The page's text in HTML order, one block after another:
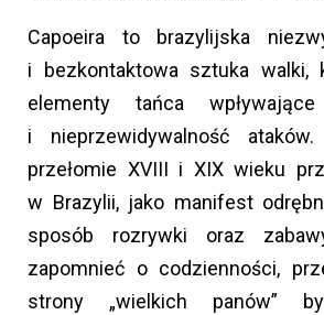
Capoeira to brazylijska
i bezkontaktowa sztuka
elementy tańca
i nieprzewidywalność
przełomie XVIII i XIX wieku
w Brazylii, jako manifest
sposób rozrywki oraz
zapomnieć o codzienności,
strony „wielkich panów”